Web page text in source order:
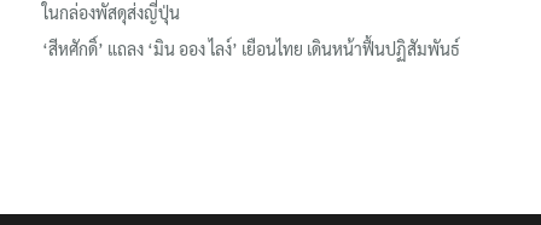
‘สีหศักดิ์’ แถลง ‘มิน ออง ไลง์’ เยือนไทย เดินหน้าฟื้นปฏิสัมพันธ์